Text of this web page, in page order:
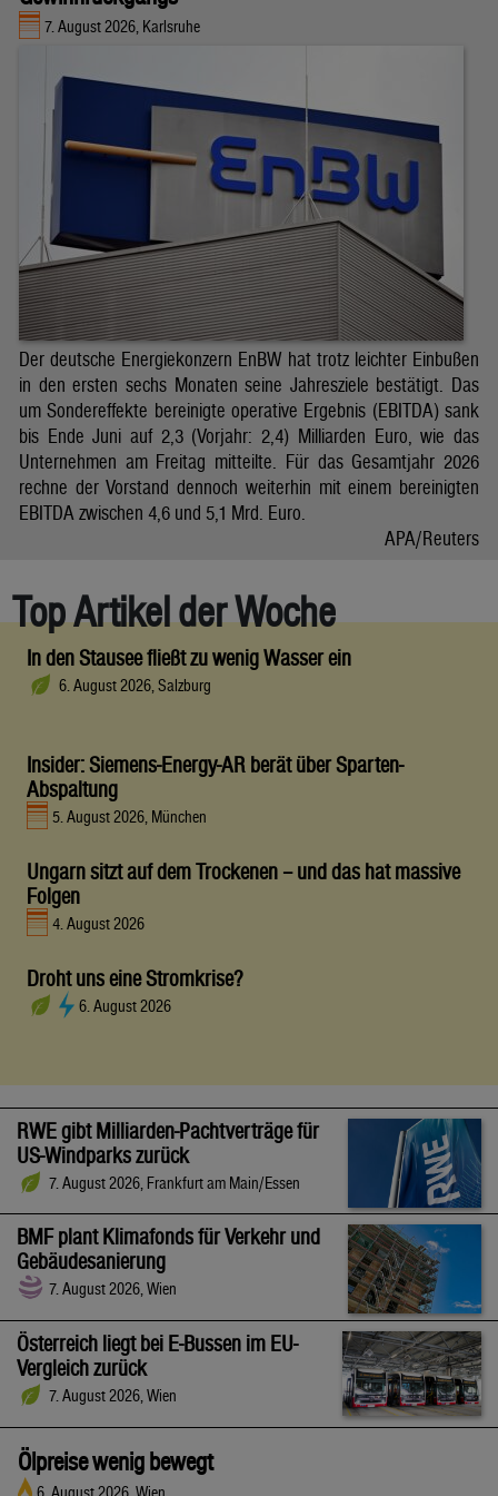
7. August 2026, Karlsruhe
Der deutsche Energiekonzern EnBW hat trotz leichter Einbußen
in den ersten sechs Monaten seine Jahresziele bestätigt. Das
um Sondereffekte bereinigte operative Ergebnis (EBITDA) sank
bis Ende Juni auf 2,3 (Vorjahr: 2,4) Milliarden Euro, wie das
Unternehmen am Freitag mitteilte. Für das Gesamtjahr 2026
rechne der Vorstand dennoch weiterhin mit einem bereinigten
EBITDA zwischen 4,6 und 5,1 Mrd. Euro.
APA/Reuters
Top Artikel der Woche
In den Stausee fließt zu wenig Wasser ein
6. August 2026, Salzburg
Insider: Siemens-Energy-AR berät über Sparten-
Abspaltung
5. August 2026, München
Ungarn sitzt auf dem Trockenen – und das hat massive
Folgen
4. August 2026
Droht uns eine Stromkrise?
6. August 2026
RWE gibt Milliarden-Pachtverträge für
US-Windparks zurück
7. August 2026, Frankfurt am Main/Essen
BMF plant Klimafonds für Verkehr und
Gebäudesanierung
7. August 2026, Wien
Österreich liegt bei E-Bussen im EU-
Vergleich zurück
7. August 2026, Wien
Ölpreise wenig bewegt